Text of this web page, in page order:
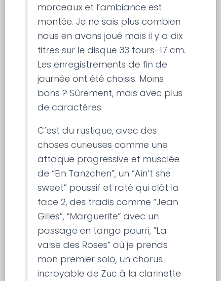
morceaux et l’ambiance est
montée. Je ne sais plus combien
nous en avons joué mais il y a dix
titres sur le disque 33 tours-17 cm.
Les enregistrements de fin de
journée ont été choisis. Moins
bons ? Sûrement, mais avec plus
de caractères.
C’est du rustique, avec des
choses curieuses comme une
attaque progressive et musclée
de “Ein Tanzchen”, un “Ain’t she
sweet” poussif et raté qui clôt la
face 2, des tradis comme “Jean
Gilles”, “Marguerite” avec un
passage en tango pourri, “La
valse des Roses” où je prends
mon premier solo, un chorus
incroyable de Zuc à la clarinette